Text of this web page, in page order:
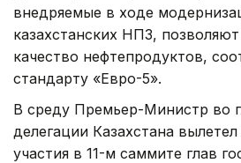
внедряемые в ходе
казахстанских НПЗ, позволяют
качество нефтепродуктов,
стандарту «Евро-5».
В среду Премьер-Министр во
делегации Казахстана
участия в 11-м саммите глав